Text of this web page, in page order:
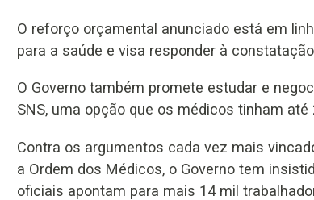
O reforço orçamental anunciado está em
para a saúde e visa responder à
O Governo também promete estudar e
SNS, uma opção que os médicos tinham
Contra os argumentos cada vez mais
a Ordem dos Médicos, o Governo tem
oficiais apontam para mais 14 mil